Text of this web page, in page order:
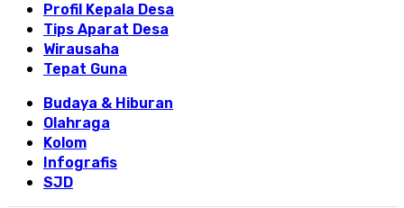
Profil Kepala Desa
Tips Aparat Desa
Wirausaha
Tepat Guna
Budaya & Hiburan
Olahraga
Kolom
Infografis
SJD